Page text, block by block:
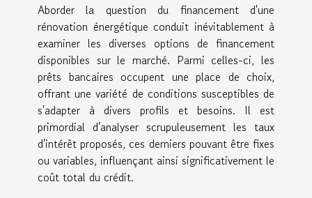
Aborder la question du financement d'une
rénovation énergétique conduit inévitablement à
examiner les diverses options de financement
disponibles sur le marché. Parmi celles-ci, les
prêts bancaires occupent une place de choix,
offrant une variété de conditions susceptibles de
s'adapter à divers profils et besoins. Il est
primordial d'analyser scrupuleusement les taux
d'intérêt proposés, ces derniers pouvant être fixes
ou variables, influençant ainsi significativement le
coût total du crédit.